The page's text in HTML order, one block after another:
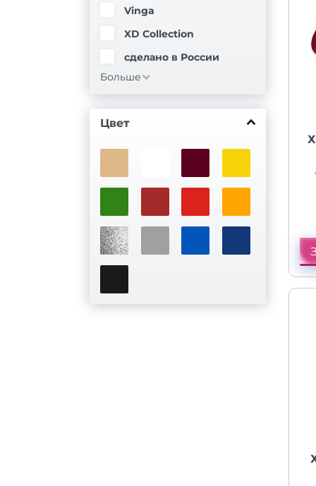
Vinga
XD Collection
сделано в России
Больше
Цвет